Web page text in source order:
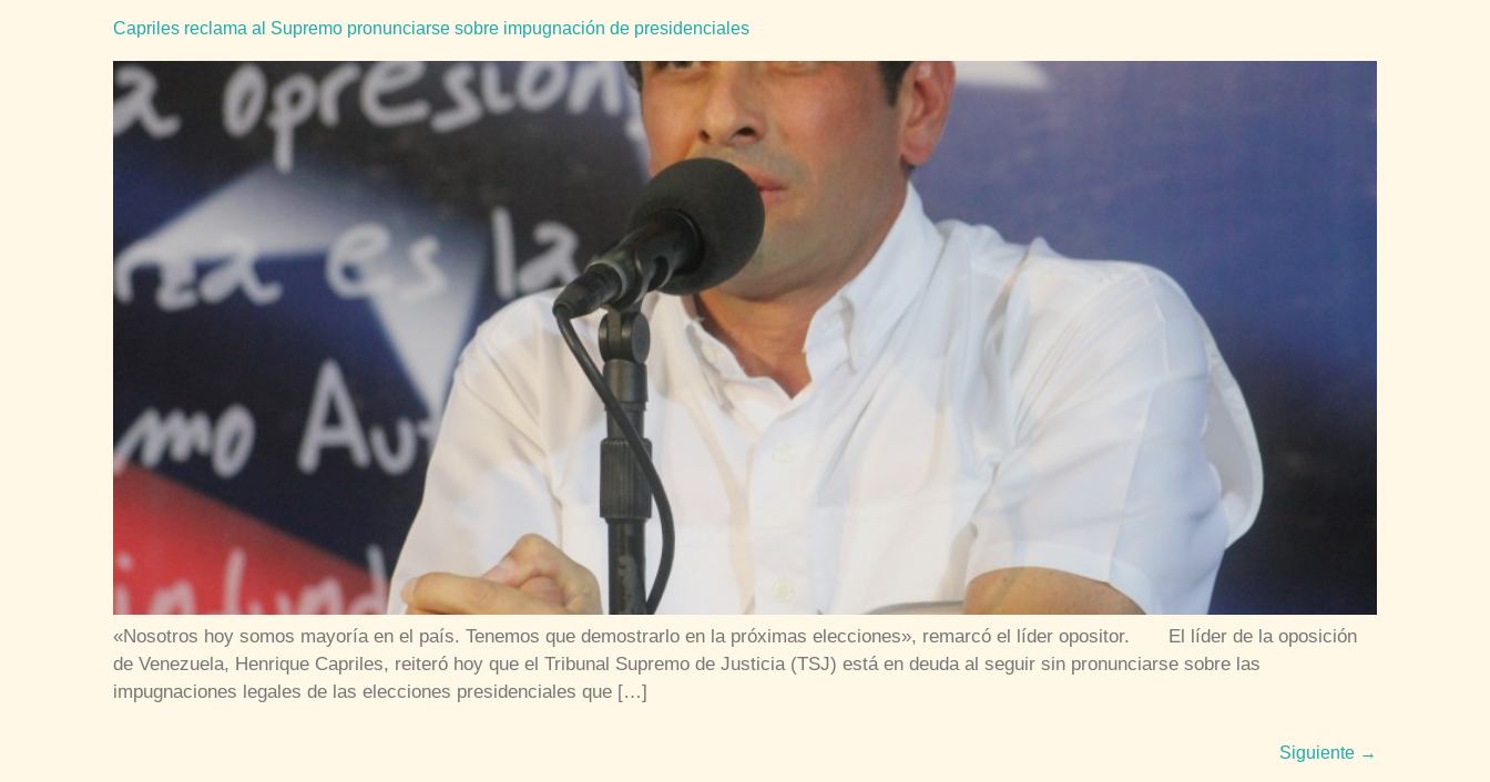
Capriles reclama al Supremo pronunciarse sobre impugnación de presidenciales
«Nosotros hoy somos mayoría en el país. Tenemos que demostrarlo en la próximas elecciones», remarcó el líder opositor. El líder de la oposición
de Venezuela, Henrique Capriles, reiteró hoy que el Tribunal Supremo de Justicia (TSJ) está en deuda al seguir sin pronunciarse sobre las
impugnaciones legales de las elecciones presidenciales que […]
Siguiente →